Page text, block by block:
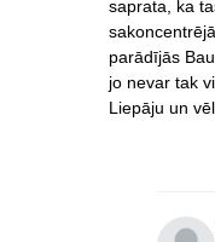
saprata, ka
parādījās
jo nevar tak
Liepāju un